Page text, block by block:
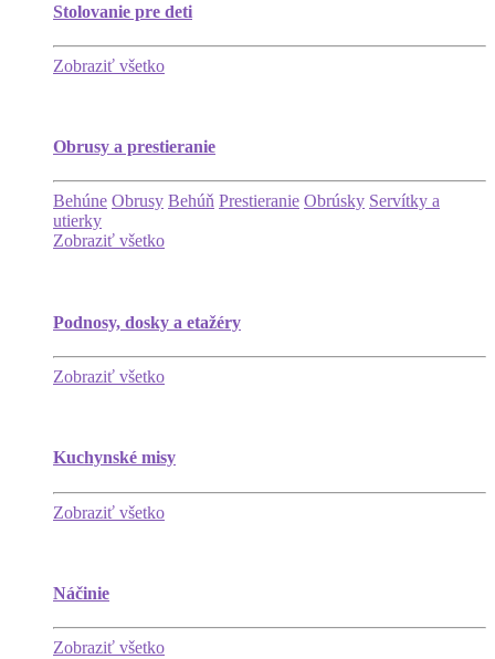
Stolovanie pre deti
Zobraziť všetko
Obrusy a prestieranie
Behúne Obrusy Behúň Prestieranie Obrúsky Servítky a
utierky
Zobraziť všetko
Podnosy, dosky a etažéry
Zobraziť všetko
Kuchynské misy
Zobraziť všetko
Náčinie
Zobraziť všetko